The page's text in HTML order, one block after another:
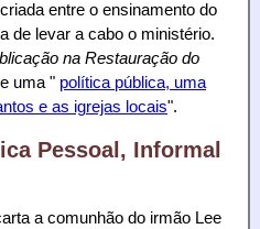
entre o ensinamento do
de levar a cabo o ministério.
na Restauração do
uma " política pública, uma
e as igrejas locais".
Pessoal, Informal
a comunhão do irmão Lee